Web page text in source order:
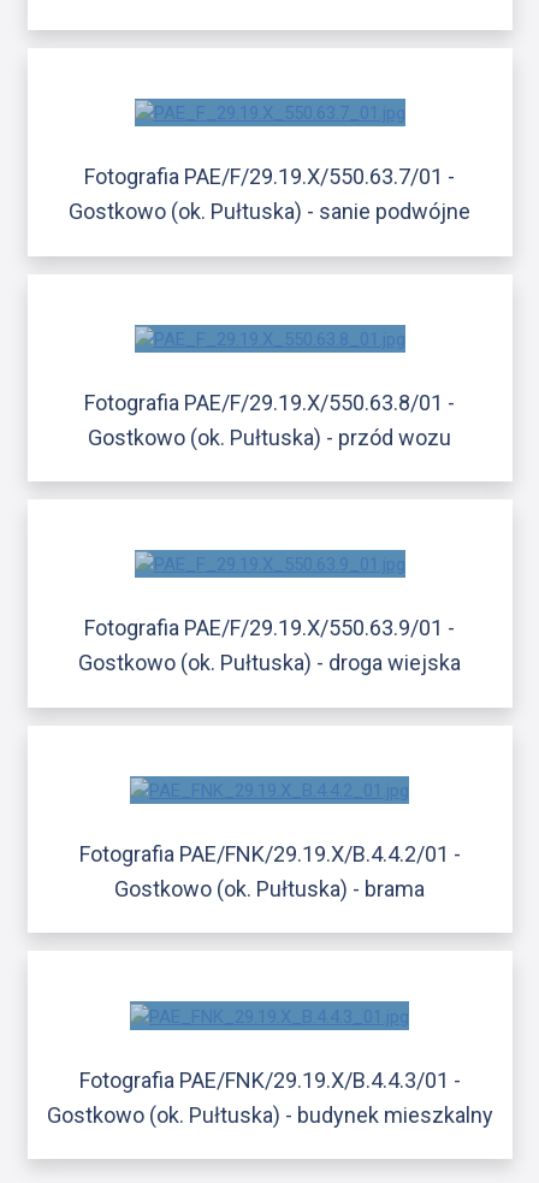
Fotografia PAE/F/29.19.X/550.63.7/01 -
Gostkowo (ok. Pułtuska) - sanie podwójne
Fotografia PAE/F/29.19.X/550.63.8/01 -
Gostkowo (ok. Pułtuska) - przód wozu
Fotografia PAE/F/29.19.X/550.63.9/01 -
Gostkowo (ok. Pułtuska) - droga wiejska
Fotografia PAE/FNK/29.19.X/B.4.4.2/01 -
Gostkowo (ok. Pułtuska) - brama
Fotografia PAE/FNK/29.19.X/B.4.4.3/01 -
Gostkowo (ok. Pułtuska) - budynek mieszkalny